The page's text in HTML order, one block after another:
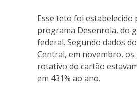
Esse teto foi estabelecido
programa Desenrola, do
federal. Segundo dados
Central, em novembro,
rotativo do cartão
em 431% ao ano.